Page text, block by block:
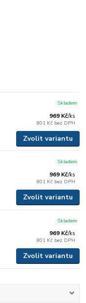
969 Kč/ks
801 Kč bez DPH
Skladem
Zvolit variantu
969 Kč/ks
801 Kč bez DPH
Skladem
Zvolit variantu
969 Kč/ks
801 Kč bez DPH
Skladem
Zvolit variantu